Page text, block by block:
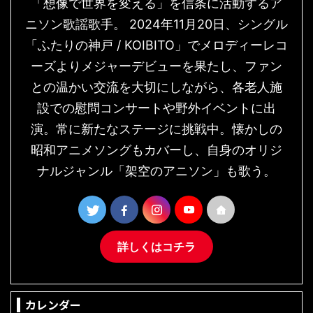
「想像で世界を変える」を信条に活動するア
ニソン歌謡歌手。 2024年11月20日、シングル
「ふたりの神戸 / KOIBITO」でメロディーレコ
ーズよりメジャーデビューを果たし、ファン
との温かい交流を大切にしながら、各老人施
設での慰問コンサートや野外イベントに出
演。常に新たなステージに挑戦中。懐かしの
昭和アニメソングもカバーし、自身のオリジ
ナルジャンル「架空のアニソン」も歌う。
詳しくはコチラ
カレンダー